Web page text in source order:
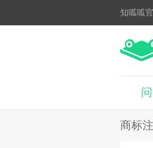
知呱呱
商标